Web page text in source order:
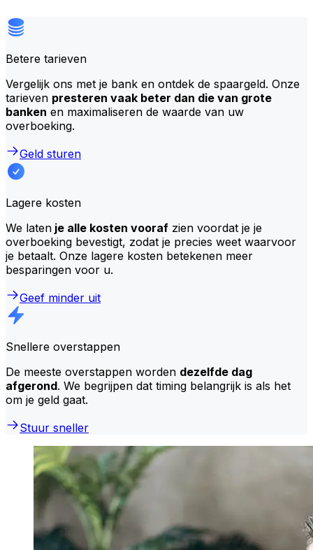
Betere tarieven
Vergelijk ons met je bank en ontdek de spaargeld. Onze
tarieven presteren vaak beter dan die van grote
banken en maximaliseren de waarde van uw
overboeking.
Geld sturen
Lagere kosten
We laten je alle kosten vooraf zien voordat je je
overboeking bevestigt, zodat je precies weet waarvoor
je betaalt. Onze lagere kosten betekenen meer
besparingen voor u.
Geef minder uit
Snellere overstappen
De meeste overstappen worden dezelfde dag
afgerond. We begrijpen dat timing belangrijk is als het
om je geld gaat.
Stuur sneller